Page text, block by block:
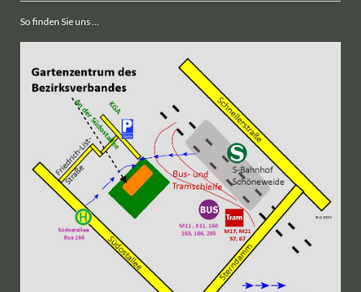
So finden Sie uns ...